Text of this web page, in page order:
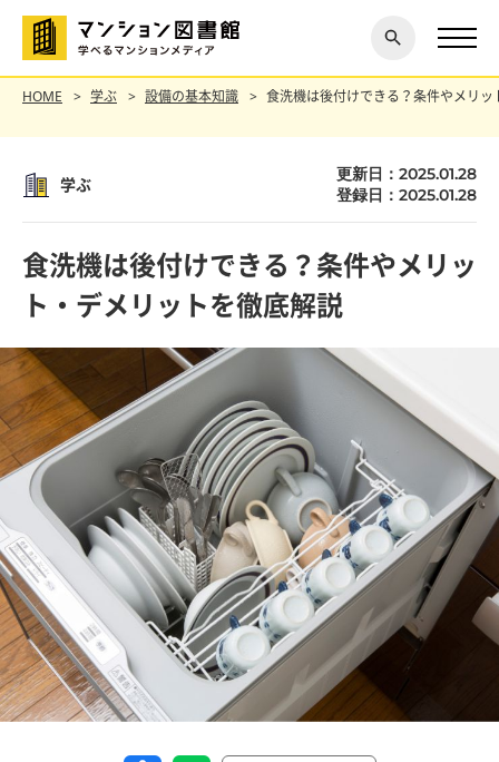
探す
閉じ
る
HOME 学ぶ 設備の基本知識 食洗機は後付けできる？条件やメリ
学ぶ
更新日：2025.01.28
登録日：2025.01.28
食洗機は後付けできる？条件やメリッ
ト・デメリットを徹底解説